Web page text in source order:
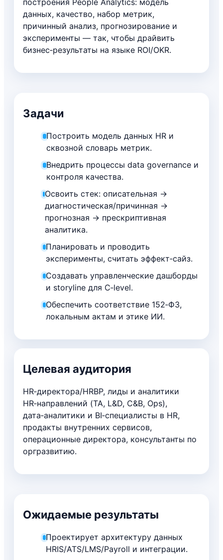
данных, качество, набор метрик,
причинный анализ, прогнозирование и
эксперименты — так, чтобы драйвить
бизнес‑результаты на языке ROI/OKR.
Задачи
Построить модель данных HR и
сквозной словарь метрик.
Внедрить процессы data governance и
контроля качества.
Освоить стек: описательная →
диагностическая/причинная →
прогнозная → прескриптивная
аналитика.
Планировать и проводить
эксперименты, считать эффект‑сайз.
Создавать управленческие дашборды
и storyline для C‑level.
Обеспечить соответствие 152‑ФЗ,
локальным актам и этике ИИ.
Целевая аудитория
HR‑директора/HRBP, лиды и аналитики
HR‑направлений (TA, L&D, C&B, Ops),
дата‑аналитики и BI‑специалисты в HR,
продакты внутренних сервисов,
операционные директора, консультанты по
оргразвитию.
Ожидаемые результаты
Проектирует архитектуру данных
HRIS/ATS/LMS/Payroll и интеграции.